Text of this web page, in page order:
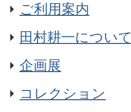
ご利用案内
田村耕一について
企画展
コレクション